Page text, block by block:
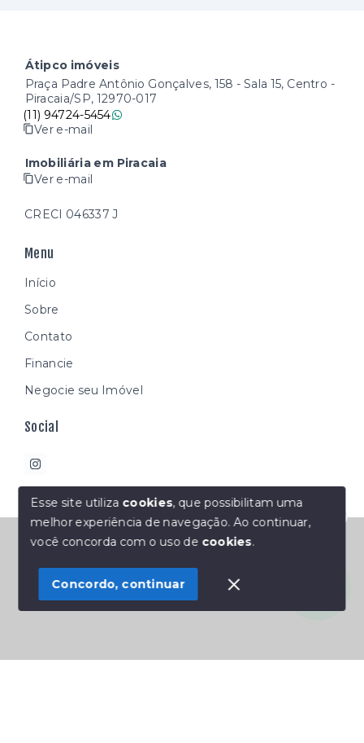
Olá! Estamos disponíveis para te ajudar.
Átipco imóveis
Praça Padre Antônio Gonçalves, 158 - Sala 15, Centro -
Piracaia/SP, 12970-017
(11) 94724-5454
Ver e-mail
Imobiliária em Piracaia
Ver e-mail
CRECI 046337 J
Menu
Início
Sobre
Contato
Financie
Negocie seu Imóvel
Social
© Copyright 2026 - Átipco imóveis - Todos os direitos
SITE PARA IMOBILIARIA
Esse site utiliza cookies, que possibilitam uma
melhor experiência de navegação.Ao continuar,
você concorda com o uso de cookies.
Concordo, continuar